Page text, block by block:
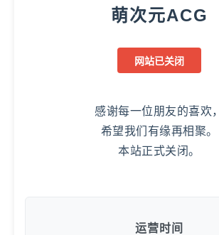
萌次元ACG
网站已关闭
感谢每一位朋友的喜欢，
希望我们有缘再相聚。
本站正式关闭。
运营时间